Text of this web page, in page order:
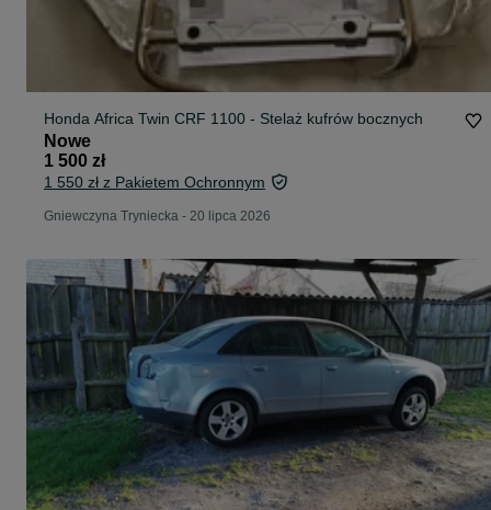
Honda Africa Twin CRF 1100 - Stelaż kufrów bocznych
Nowe
1 500 zł
1 550 zł z Pakietem Ochronnym
Gniewczyna Tryniecka - 20 lipca 2026